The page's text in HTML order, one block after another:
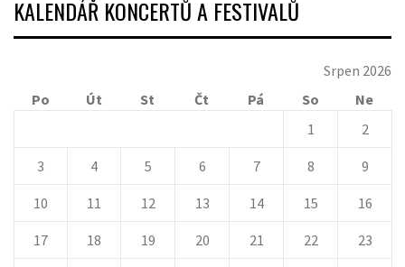
KALENDÁŘ KONCERTŮ A FESTIVALŮ
Srpen 2026
Po
Út St Čt Pá So
Ne
1
2
3 4 5 6 7 8 9
10 11 12 13 14 15 16
17 18 19 20 21 22 23